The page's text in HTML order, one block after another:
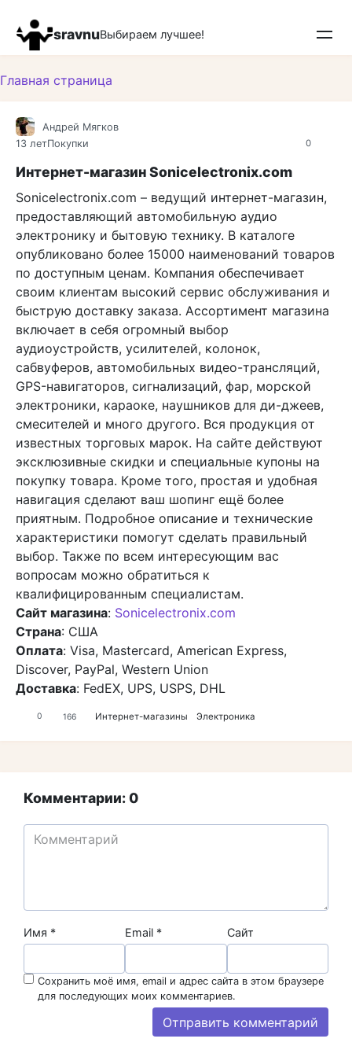
контенту
sravnuВыбираем лучшее!
Главная страница
0
Андрей Мягков
13 летПокупки
Интернет-магазин Sonicelectronix.com
Sonicelectronix.com – ведущий интернет-магазин,
предоставляющий автомобильную аудио
электронику и бытовую технику. В каталоге
опубликовано более 15000 наименований товаров
по доступным ценам. Компания обеспечивает
своим клиентам высокий сервис обслуживания и
быструю доставку заказа. Ассортимент магазина
включает в себя огромный выбор
аудиоустройств, усилителей, колонок,
сабвуферов, автомобильных видео-трансляций,
GPS-навигаторов, сигнализаций, фар, морской
электроники, караоке, наушников для ди-джеев,
смесителей и много другого. Вся продукция от
известных торговых марок. На сайте действуют
эксклюзивные скидки и специальные купоны на
покупку товара. Кроме того, простая и удобная
навигация сделают ваш шопинг ещё более
приятным. Подробное описание и технические
характеристики помогут сделать правильный
выбор. Также по всем интересующим вас
вопросам можно обратиться к
квалифицированным специалистам.
Сайт магазина: Sonicelectronix.com
Страна: США
Оплата: Visa, Mastercard, American Express,
Discover, PayPal, Western Union
Доставка: FedEX, UPS, USPS, DHL
0 166 Интернет-магазины Электроника
Комментарии: 0
Имя * Email * Сайт
Сохранить моё имя, email и адрес сайта в этом браузере
для последующих моих комментариев.